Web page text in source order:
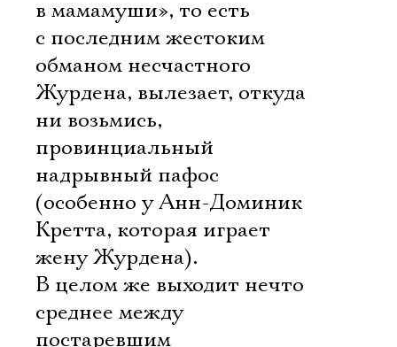
в мамамуши», то есть
с последним жестоким
обманом несчастного
Журдена, вылезает, откуда
ни возьмись,
провинциальный
надрывный пафос
(особенно у Анн-Доминик
Кретта, которая играет
жену Журдена).
В целом же выходит нечто
среднее между
постаревшим